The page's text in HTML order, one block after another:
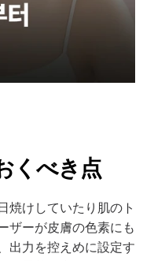
くべき点
焼けしていたり肌のト
ザーが皮膚の色素にも
出力を控えめに設定す